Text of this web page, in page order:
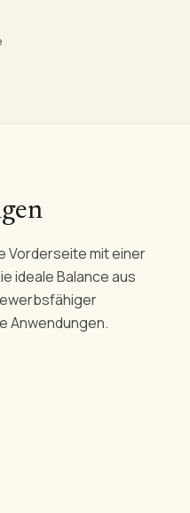
Vorderseite mit einer
ideale Balance aus
Anwendungen.